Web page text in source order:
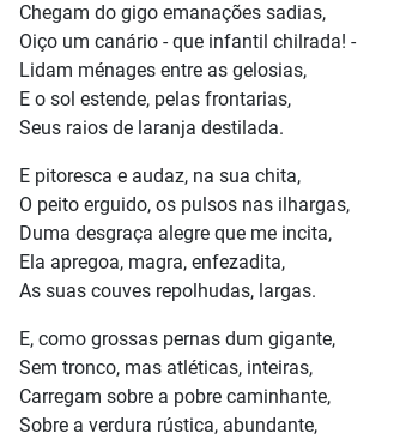
Chegam do gigo emanações sadias,
Oiço um canário - que infantil chilrada! -
Lidam ménages entre as gelosias,
E o sol estende, pelas frontarias,
Seus raios de laranja destilada.
E pitoresca e audaz, na sua chita,
O peito erguido, os pulsos nas ilhargas,
Duma desgraça alegre que me incita,
Ela apregoa, magra, enfezadita,
As suas couves repolhudas, largas.
E, como grossas pernas dum gigante,
Sem tronco, mas atléticas, inteiras,
Carregam sobre a pobre caminhante,
Sobre a verdura rústica, abundante,